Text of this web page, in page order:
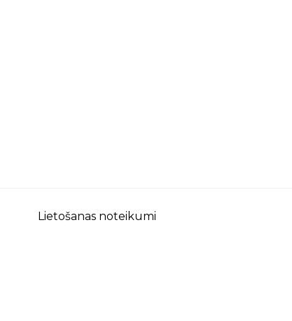
Lietošanas noteikumi